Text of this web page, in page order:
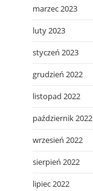
marzec 2023
luty 2023
styczeń 2023
grudzień 2022
listopad 2022
październik 2022
wrzesień 2022
sierpień 2022
lipiec 2022